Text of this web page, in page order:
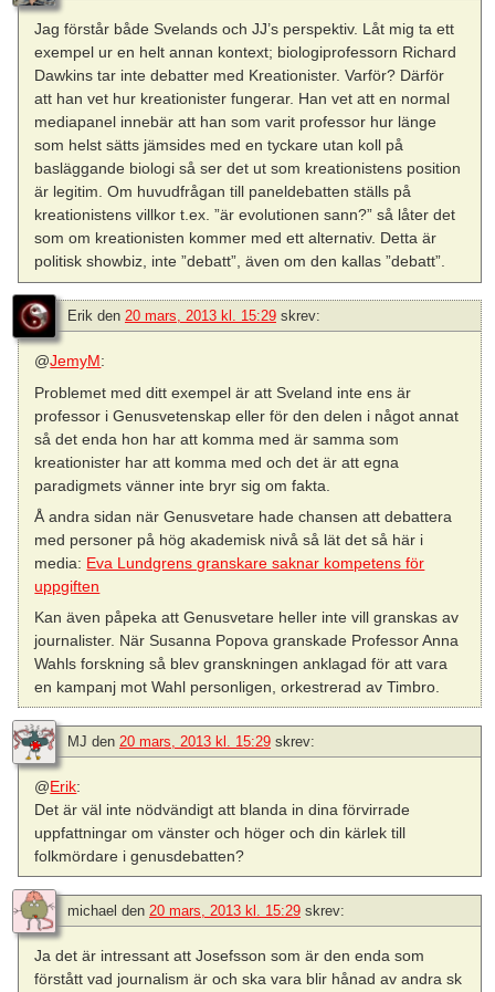
Jag förstår både Svelands och JJ’s perspektiv. Låt mig ta ett
exempel ur en helt annan kontext; biologiprofessorn Richard
Dawkins tar inte debatter med Kreationister. Varför? Därför
att han vet hur kreationister fungerar. Han vet att en normal
mediapanel innebär att han som varit professor hur länge
som helst sätts jämsides med en tyckare utan koll på
basläggande biologi så ser det ut som kreationistens position
är legitim. Om huvudfrågan till paneldebatten ställs på
kreationistens villkor t.ex. ”är evolutionen sann?” så låter det
som om kreationisten kommer med ett alternativ. Detta är
politisk showbiz, inte ”debatt”, även om den kallas ”debatt”.
Erik den 20 mars, 2013 kl. 15:29 skrev:
@JemyM:
Problemet med ditt exempel är att Sveland inte ens är
professor i Genusvetenskap eller för den delen i något annat
så det enda hon har att komma med är samma som
kreationister har att komma med och det är att egna
paradigmets vänner inte bryr sig om fakta.
Å andra sidan när Genusvetare hade chansen att debattera
med personer på hög akademisk nivå så lät det så här i
media: Eva Lundgrens granskare saknar kompetens för
uppgiften
Kan även påpeka att Genusvetare heller inte vill granskas av
journalister. När Susanna Popova granskade Professor Anna
Wahls forskning så blev granskningen anklagad för att vara
en kampanj mot Wahl personligen, orkestrerad av Timbro.
MJ den 20 mars, 2013 kl. 15:29 skrev:
@Erik:
Det är väl inte nödvändigt att blanda in dina förvirrade
uppfattningar om vänster och höger och din kärlek till
folkmördare i genusdebatten?
michael den 20 mars, 2013 kl. 15:29 skrev:
Ja det är intressant att Josefsson som är den enda som
förstått vad journalism är och ska vara blir hånad av andra sk